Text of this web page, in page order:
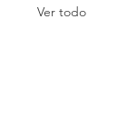
Ver todo